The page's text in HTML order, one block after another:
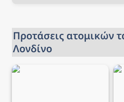
Προτάσεις ατομικών
Λονδίνο
Ταξίδι στο Λονδίνο → 5